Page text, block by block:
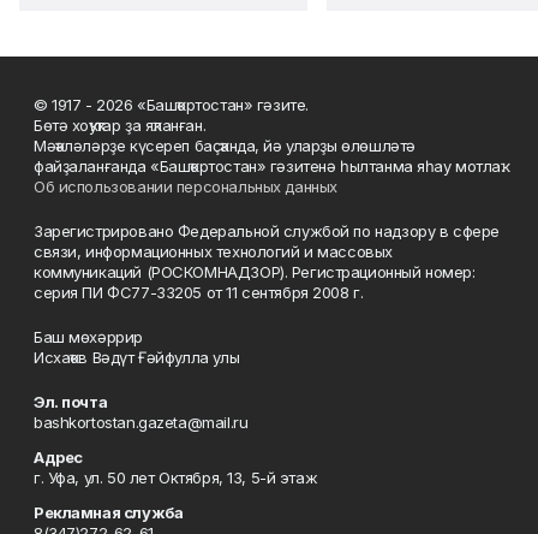
© 1917 - 2026 «Башҡортостан» гәзите.
Бөтә хоҡуҡтар ҙа яҡланған.
Мәҡәләләрҙе күсереп баҫҡанда, йә уларҙы өлөшләтә
файҙаланғанда «Башҡортостан» гәзитенә һылтанма яһау мотлаҡ.
Об использовании персональных данных
Зарегистрировано Федеральной службой по надзору в сфере
связи, информационных технологий и массовых
коммуникаций (РОСКОМНАДЗОР). Регистрационный номер:
серия ПИ ФС77-33205 от 11 сентября 2008 г.
Баш мөхәррир
Исхаҡов Вәдүт Ғәйфулла улы
Эл. почта
bashkortostan.gazeta@mail.ru
Адрес
г. Уфа, ул. 50 лет Октября, 13, 5-й этаж
Рекламная служба